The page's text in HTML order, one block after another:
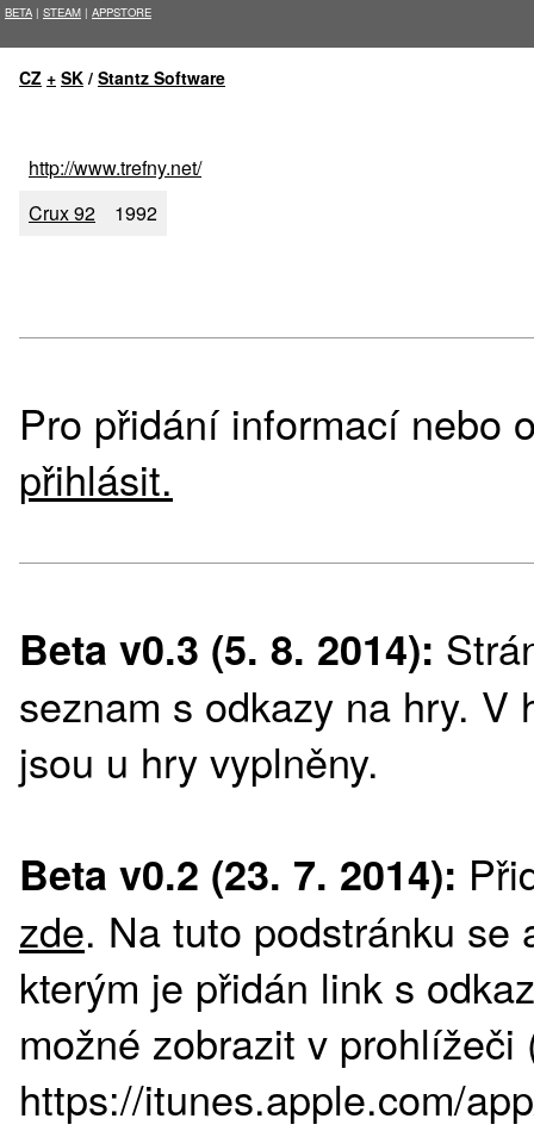
BETA | STEAM | APPSTORE
CZ + SK / Stantz Software
http://www.trefny.net/
Crux 92
1992
Pro přidání informací nebo
přihlásit.
Beta v0.3 (5. 8. 2014):
seznam s odkazy na hry. V
jsou u hry vyplněny.
Beta v0.2 (23. 7. 2014):
zde. Na tuto podstránku se
kterým je přidán link s
možné zobrazit v prohlížeči
https://itunes.apple.com/